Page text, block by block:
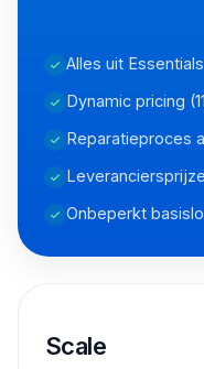
Alles uit Essentials
Dynamic pricing
Reparatieproces
Onbeperkt
Scale